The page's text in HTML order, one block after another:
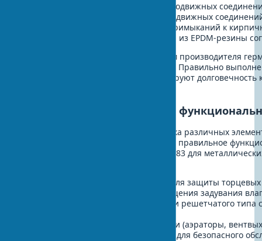
Полиуретановые герметики для подвижных
Силиконовые герметики для неподвижных
Битумные ленты и мастики для примыканий к
Специальные манжеты и фартуки из EPDM-резины
Важно строго следовать инструкциям производителя
совместимость с материалом кровли. Правильно
качественная герметизация гарантируют
Установка декоративных и
На этом этапе производится установка различных
законченный вид и обеспечивают ее правильное
соответствовать требованиям EN 14783 для
Коньковые и карнизные планки для защиты торцевых
Ветровые планки для предотвращения задувания
Снегозадержатели трубчатого или решетчатого
Элементы кровельной вентиляции (аэраторы,
Мостики и переходные лестницы для безопасного